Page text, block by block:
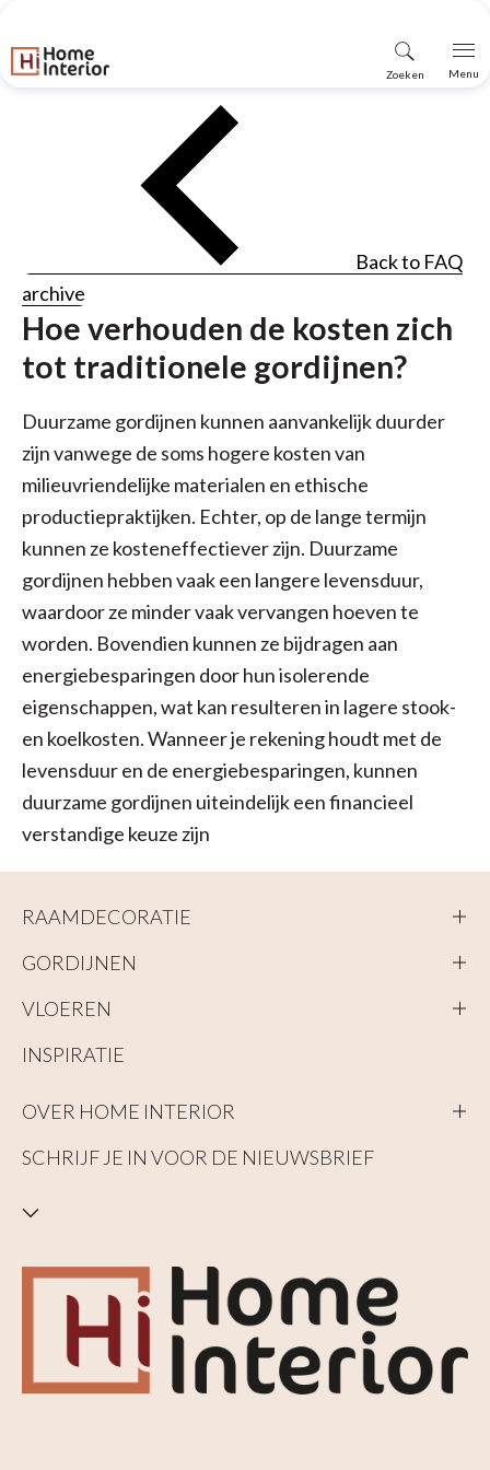
Zoeken Menu
Back to FAQ
archive
Hoe verhouden de kosten zich
tot traditionele gordijnen?
Duurzame gordijnen kunnen aanvankelijk duurder
zijn vanwege de soms hogere kosten van
milieuvriendelijke materialen en ethische
productiepraktijken. Echter, op de lange termijn
kunnen ze kosteneffectiever zijn. Duurzame
gordijnen hebben vaak een langere levensduur,
waardoor ze minder vaak vervangen hoeven te
worden. Bovendien kunnen ze bijdragen aan
energiebesparingen door hun isolerende
eigenschappen, wat kan resulteren in lagere stook-
en koelkosten. Wanneer je rekening houdt met de
levensduur en de energiebesparingen, kunnen
duurzame gordijnen uiteindelijk een financieel
verstandige keuze zijn
RAAMDECORATIE
GORDIJNEN
VLOEREN
INSPIRATIE
OVER HOME INTERIOR
SCHRIJF JE IN VOOR DE NIEUWSBRIEF